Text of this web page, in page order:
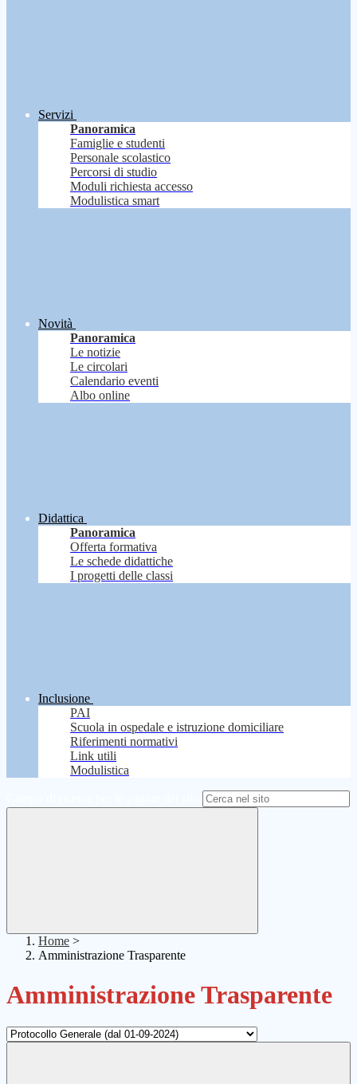
Servizi
Panoramica
Famiglie e studenti
Personale scolastico
Percorsi di studio
Moduli richiesta accesso
Modulistica smart
Novità
Panoramica
Le notizie
Le circolari
Calendario eventi
Albo online
Didattica
Panoramica
Offerta formativa
Le schede didattiche
I progetti delle classi
Inclusione
PAI
Scuola in ospedale e istruzione domiciliare
Riferimenti normativi
Link utili
Modulistica
Home >
Amministrazione Trasparente
Amministrazione Trasparente